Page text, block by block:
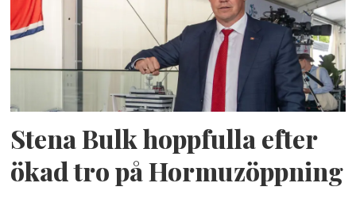
Stena Bulk hoppfulla efter
ökad tro på Hormuzöppning